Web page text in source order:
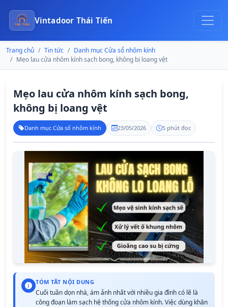
Vintadoor Thái Tiến
Trang chủ Tin tức
Danh mục Cửa sổ nhôm kính
Mẹo lau cửa nhôm kính sạch bong, không bị loang vệt
Mẹo lau cửa nhôm kính sạch bong,
không bị loang vệt
Danh mục Cửa sổ nhôm kính 23/05/2026 5 phút đọc
TÓM TẮT NỘI DUNG
Cuối tuần dọn nhà, ám ảnh nhất với nhiều gia đình có lẽ là
công đoạn làm sạch hệ thống cửa nhôm kính. Việc dùng khăn